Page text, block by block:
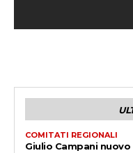
COMITATI REGIONALI
Giulio Campani